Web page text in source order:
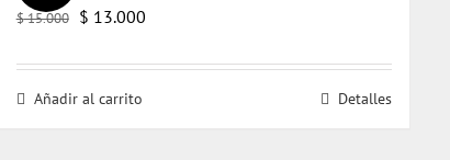
$15.000
El
original
era:
$ 13.000El
actual
Añadir al carrito Detalles